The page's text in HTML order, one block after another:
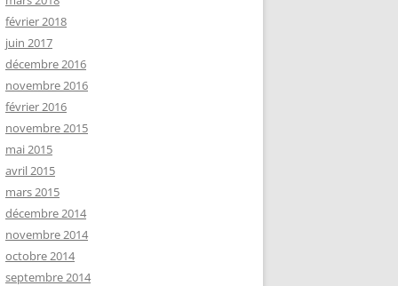
février 2018
juin 2017
décembre 2016
novembre 2016
février 2016
novembre 2015
mai 2015
avril 2015
mars 2015
décembre 2014
novembre 2014
octobre 2014
septembre 2014